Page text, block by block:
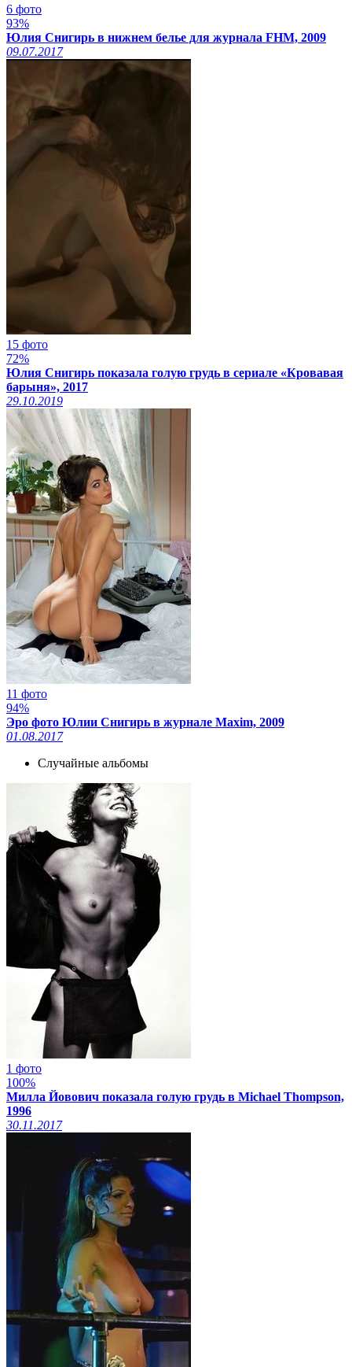
6 фото
93%
Юлия Снигирь в нижнем белье для журнала FHM, 2009
09.07.2017
15 фото
72%
Юлия Снигирь показала голую грудь в сериале «Кровавая
барыня», 2017
29.10.2019
11 фото
94%
Эро фото Юлии Снигирь в журнале Maxim, 2009
01.08.2017
Случайные альбомы
1 фото
100%
Милла Йовович показала голую грудь в Michael Thompson,
1996
30.11.2017